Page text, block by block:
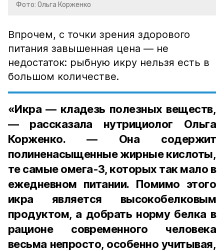
Фото: Ольга Корженко
Впрочем, с точки зрения здорового
питания завышенная цена — не
недостаток: рыбную икру нельзя есть в
большом количестве.
«Икра — кладезь полезных веществ,
— рассказала нутрициолог Ольга
Корженко. — Она содержит
полиненасыщенные жирные кислоты,
те самые омега-3, которых так мало в
ежедневном питании. Помимо этого
икра является высокобелковым
продуктом, а добрать норму белка в
рационе современного человека
весьма непросто, особенно учитывая,